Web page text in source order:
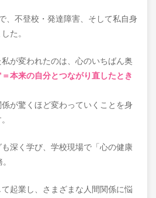
、不登校・発達障害、そして私自身
た。
が変われたのは、心のいちばん奥
本来の自分とつながり直したとき
が驚くほど変わっていくことを身
深く学び、学校現場で「心の健康
起業し、さまざまな人間関係に悩